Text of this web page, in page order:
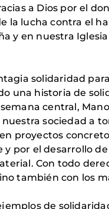
a Dios por el
la lucha contra el
y en nuestra
solidaridad
una historia de
central,
sociedad a
proyectos
por el desarrollo
Con todo
también con los
de